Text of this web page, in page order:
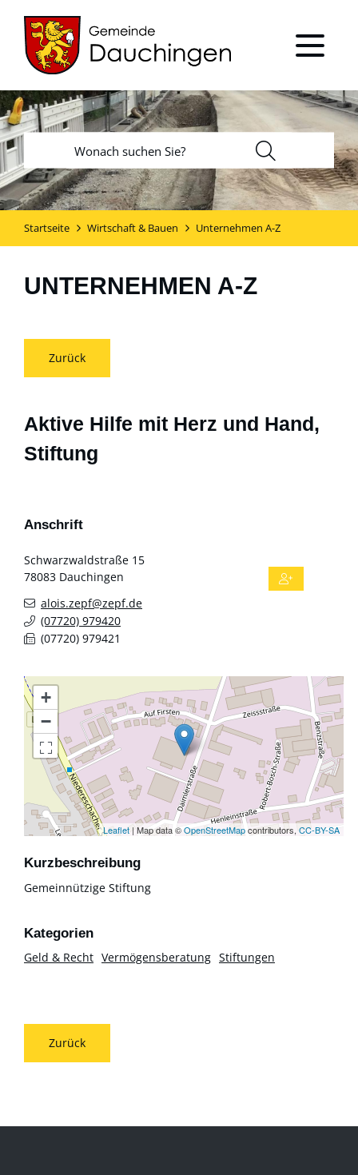
Startseite Wirtschaft & Bauen Unternehmen A-Z
UNTERNEHMEN A-Z
Zurück
Aktive Hilfe mit Herz und Hand,
Stiftung
+
−
Leaflet | Map data ©OpenStreetMapcontributors, CC-BY-SA
Anschrift
Schwarzwaldstraße 15
78083 Dauchingen
alois.zepf@zepf.de
(07720) 979420
(07720) 979421
Kurzbeschreibung
Gemeinnützige Stiftung
Geld & Recht Vermögensberatung Stiftungen
Zurück